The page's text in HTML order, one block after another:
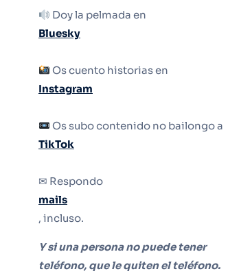
Doy la pelmada en
Bluesky
Os cuento historias en
Instagram
Os subo contenido no bailongo a
TikTok
✉ Respondo
mails
, incluso.
Y si una persona no puede tener
teléfono, que le quiten el teléfono.